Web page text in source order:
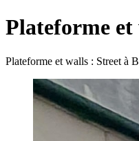
Plateforme et
Plateforme et walls : Street à